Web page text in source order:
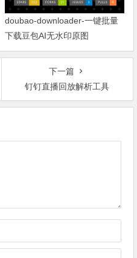
doubao-downloader-一键批量
下载豆包AI无水印原图
下一篇
钉钉直播回放解析工具